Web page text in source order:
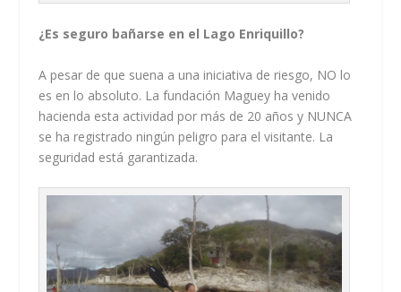
¿Es seguro bañarse en el Lago Enriquillo?
A pesar de que suena a una iniciativa de riesgo, NO lo
es en lo absoluto. La fundación Maguey ha venido
hacienda esta actividad por más de 20 años y NUNCA
se ha registrado ningún peligro para el visitante. La
seguridad está garantizada.